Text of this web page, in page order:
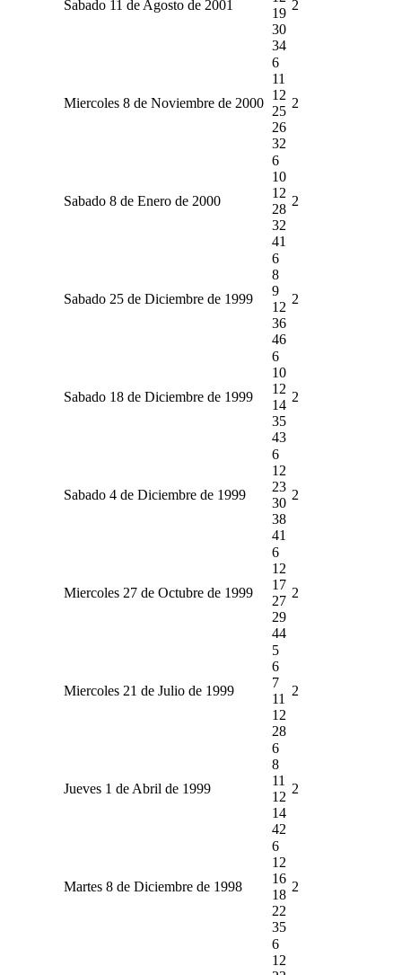
Sabado 11 de Agosto de 2001
19
30
34
2
Miercoles 8 de Noviembre de 2000
6
11
12
25
26
32
2
Sabado 8 de Enero de 2000
6
10
12
28
32
41
2
Sabado 25 de Diciembre de 1999
6
8
9
12
36
46
2
Sabado 18 de Diciembre de 1999
6
10
12
14
35
43
2
Sabado 4 de Diciembre de 1999
6
12
23
30
38
41
2
Miercoles 27 de Octubre de 1999
6
12
17
27
29
44
2
Miercoles 21 de Julio de 1999
5
6
7
11
12
28
2
Jueves 1 de Abril de 1999
6
8
11
12
14
42
2
Martes 8 de Diciembre de 1998
6
12
16
18
22
35
2
6
12